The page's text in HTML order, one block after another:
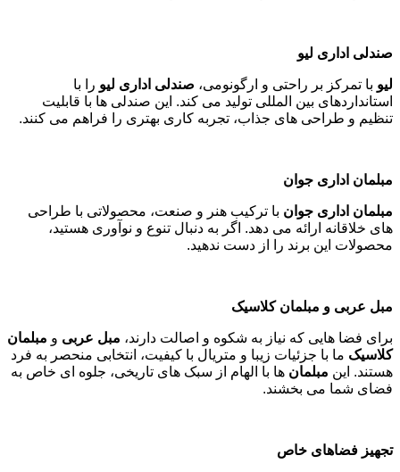
صندلی اداری لیو
لیو با تمرکز بر راحتی و ارگونومی، صندلی اداری لیو را با
استانداردهای بین المللی تولید می کند. این صندلی ها با قابلیت
تنظیم و طراحی های جذاب، تجربه کاری بهتری را فراهم می کنند.
مبلمان اداری جوان
مبلمان اداری جوان با ترکیب هنر و صنعت، محصولاتی با طراحی
های خلاقانه ارائه می دهد. اگر به دنبال تنوع و نوآوری هستید،
محصولات این برند را از دست ندهید.
مبل عربی و مبلمان کلاسیک
برای فضا هایی که نیاز به شکوه و اصالت دارند، مبل عربی و مبلمان
کلاسیک ما با جزئیات زیبا و متریال با کیفیت، انتخابی منحصر به فرد
هستند. این مبلمان ها با الهام از سبک های تاریخی، جلوه ای خاص به
فضای شما می بخشند.
تجهیز فضاهای خاص